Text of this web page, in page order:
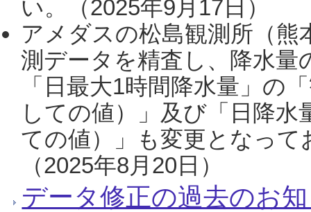
い。（2025年9月17日）
アメダスの松島観測所（熊
測データを精査し、降水
「日最大1時間降水量」の
しての値）」及び「日降
ての値）」も変更となっ
（2025年8月20日）
データ修正の過去のお